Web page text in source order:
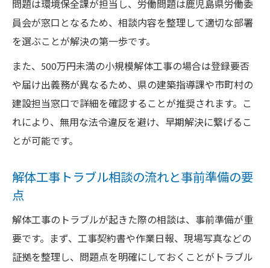
問題は環境保全課が担当し、労働問題は鹿児島県労働委
員会が窓口となるため、相談内容を整理して適切な部署
を選ぶことが解決の第一歩です。
また、500万円未満の小規模解体工事の場合は登録要否
や届け出義務が異なるため、県の建築指導課や市町村の
建設担当窓口で詳細を確認することが推奨されます。こ
れにより、無用な法令違反を避け、早期解決に繋げるこ
とが可能です。
解体工事トラブル相談の流れと事前準備の要
点
解体工事のトラブルが起きた際の相談は、事前準備が重
要です。まず、工事契約書や作業日報、現場写真などの
証拠を整理し、問題点を明確にしておくことがトラブル